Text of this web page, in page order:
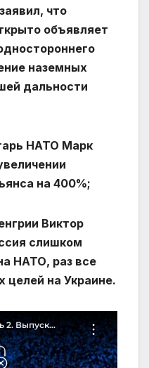
что
объявляет
наземных
дальности
НАТО Марк
на 400%;
Виктор
слишком
НАТО, раз все
целей на Украине.